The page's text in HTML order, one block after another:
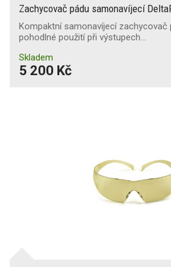
Zachycovač pádu samonavíjecí
Kompaktní samonavíjecí zachycovač
pohodlné použití při výstupech…
Skladem
5 200 Kč